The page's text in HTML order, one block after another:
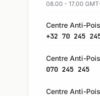
08.00 - 17.00
Centre Anti-
+32 70 245
Centre Anti-
070 245 245
Centre Anti-